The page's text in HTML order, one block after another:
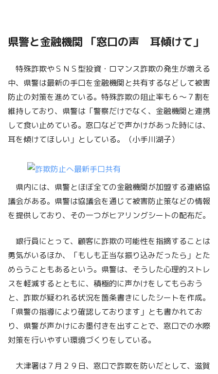
県警と金融機関 「窓口の声 耳傾けて」
特殊詐欺やＳＮＳ型投資・ロマンス詐欺の発生が増える
中、県警は最新の手口を金融機関と共有するなどして被害
防止の対策を進めている。特殊詐欺の阻止率も６～７割を
維持しており、県警は「警察だけでなく、金融機関と連携
して食い止めている。窓口などで声かけがあった時には、
耳を傾けてほしい」としている。（小手川湖子）
県内には、県警とほぼ全ての金融機関が加盟する連絡協
議会がある。県警は協議会を通じて被害防止策などの情報
を提供しており、その一つがヒアリングシートの配布だ。
銀行員にとって、顧客に詐欺の可能性を指摘することは
勇気がいるほか、「もしも正当な振り込みだったら」とた
めらうこともあるという。県警は、そうした心理的ストレ
スを軽減するとともに、積極的に声かけをしてもらおう
と、詐欺が疑われる状況を箇条書きにしたシートを作成。
「県警の指導により確認しております」とも書かれてお
り、県警が声かけにお墨付きを出すことで、窓口での水際
対策を行いやすい環境づくりをしている。
大津署は７月２９日、窓口で詐欺を防いだとして、滋賀